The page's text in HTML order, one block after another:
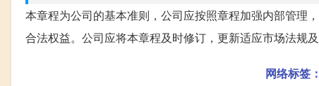
本章程为公司的基本准则，公司应按照章程加强内部管理
合法权益。公司应将本章程及时修订，更新适应市场法规
网络标签：